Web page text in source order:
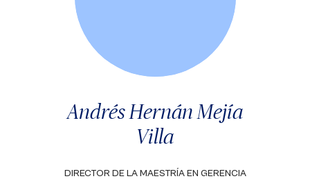
Andrés Hernán Mejía
Villa
DIRECTOR DE LA MAESTRÍA EN GERENCIA